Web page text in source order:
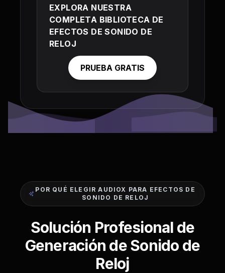
EXPLORA NUESTRA
COMPLETA BIBLIOTECA DE
EFECTOS DE SONIDO DE
RELOJ
PRUEBA GRATIS
POR QUÉ ELEGIR AUDIOX PARA EFECTOS DE
SONIDO DE RELOJ
Solución Profesional de
Generación de Sonido de
Reloj